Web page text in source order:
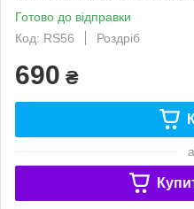
Готово до відправки
Код: RS56
Роздріб
690 ₴